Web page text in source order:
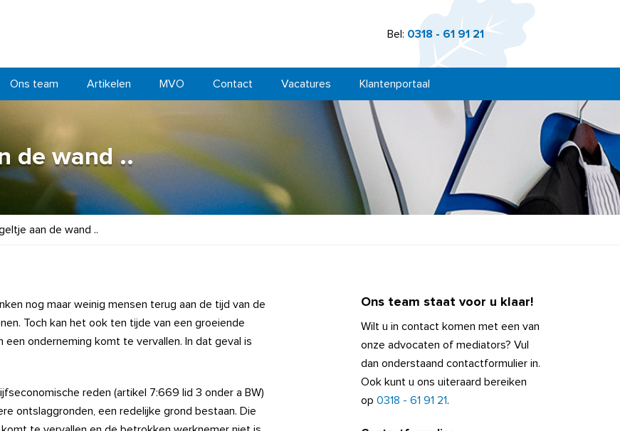
Bel: 0318 - 61 91 21
Ons team Artikelen MVO Contact Vacatures Klantenportaal
de wand ..
aan de wand ..
nog maar weinig mensen terug aan de tijd van de
Toch kan het ook ten tijde van een groeiende
onderneming komt te vervallen. In dat geval is
reden (artikel 7:669 lid 3 onder a BW)
ontslaggronden, een redelijke grond bestaan. Die
Ons team staat voor u klaar!
Wilt u in contact komen met een van
onze advocaten of mediators? Vul
dan onderstaand contactformulier in.
Ook kunt u ons uiteraard bereiken
op 0318 - 61 91 21.